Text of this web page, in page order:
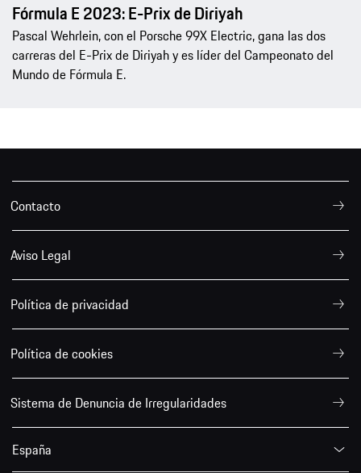
Fórmula E 2023: E-Prix de Diriyah
Pascal Wehrlein, con el Porsche 99X Electric, gana las dos
carreras del E-Prix de Diriyah y es líder del Campeonato del
Mundo de Fórmula E.
Contacto
Aviso Legal
Política de privacidad
Política de cookies
Sistema de Denuncia de Irregularidades
España